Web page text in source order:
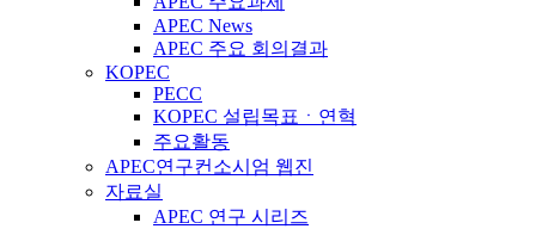
APEC News
APEC 주요 회의결과
KOPEC
PECC
KOPEC 설립목표ㆍ연혁
주요활동
APEC연구컨소시엄 웹진
자료실
APEC 연구 시리즈